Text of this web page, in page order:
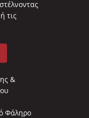
τις
&
Φάληρο